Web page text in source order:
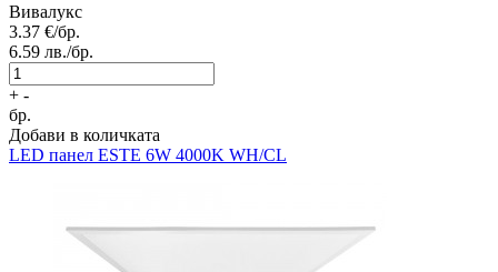
Вивалукс
3.37 €/бр.
6.59 лв./бр.
+ -
бр.
Добави в количката
LED панел ESTE 6W 4000K WH/CL